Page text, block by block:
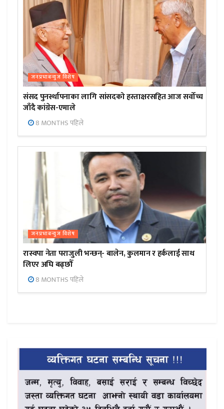
जनप्रभाबन्युज विशेष
संसद पुनर्स्थापनाका लागि सांसदको हस्ताक्षरसहित आज सर्वोच्च
जाँदै कांग्रेस-एमाले
8 MONTHS पहिले
जनप्रभाबन्युज विशेष
रास्वपा नेता पराजुली भन्छन्- बालेन, कुलमान र हर्कलाई साथ
लिएर अघि बढ्छौँ
8 MONTHS पहिले